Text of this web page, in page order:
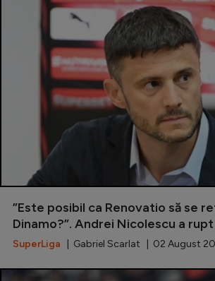
”Este posibil ca Renovatio să se
Dinamo?”. Andrei Nicolescu a
SuperLiga | Gabriel Scarlat | 02 August